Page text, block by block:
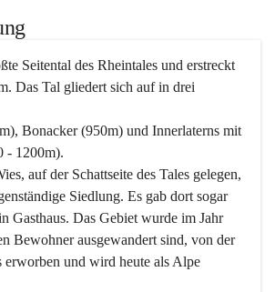
Seitental des Rheintales und erstreckt
Das Tal gliedert sich auf in drei
Bonacker (950m) und Innerlaterns mit
- 1200m).
auf der Schattseite des Tales gelegen,
Siedlung. Es gab dort sogar
Gasthaus. Das Gebiet wurde im Jahr
Bewohner ausgewandert sind, von der
erworben und wird heute als Alpe